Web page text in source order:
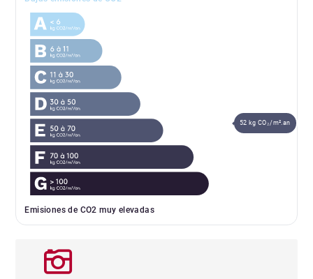
Emisiones de CO2 muy elevadas
52 kg CO₂/m².an